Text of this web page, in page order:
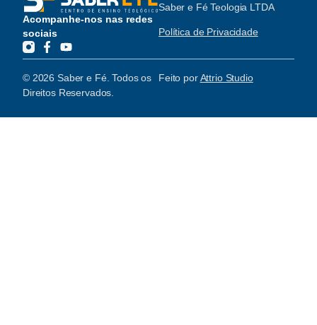
Acompanhe-nos nas redes
sociais
Saber e Fé Teologia LTDA
Política de Privacidade
© 2026 Saber e Fé. Todos os
Direitos Reservados.
Feito porAttrio Studio